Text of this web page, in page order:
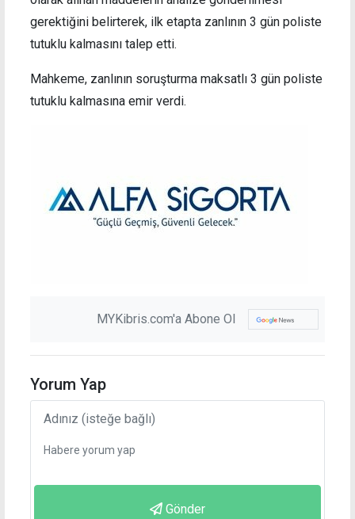
gerektiğini belirterek, ilk etapta zanlının 3 gün poliste
tutuklu kalmasını talep etti.
Mahkeme, zanlının soruşturma maksatlı 3 gün poliste
tutuklu kalmasına emir verdi.
MYKibris.com'a Abone Ol
Yorum Yap
Gönder